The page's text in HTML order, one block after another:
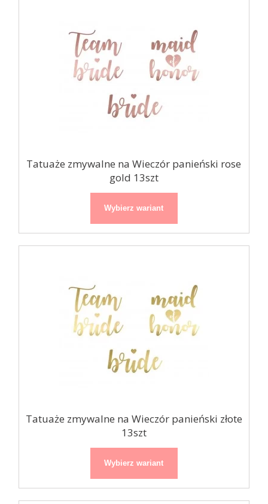
Tatuaże zmywalne na Wieczór panieński rose
gold 13szt
Wybierz wariant
Tatuaże zmywalne na Wieczór panieński złote
13szt
Wybierz wariant